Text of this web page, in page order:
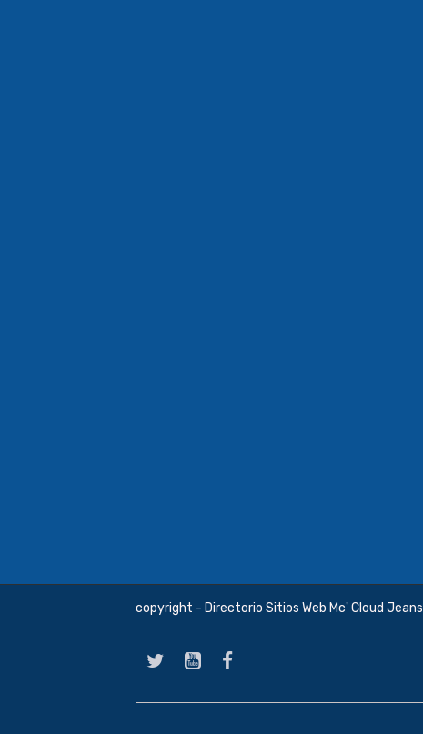
copyright - Directorio Sitios Web Mc' Cloud Jeans